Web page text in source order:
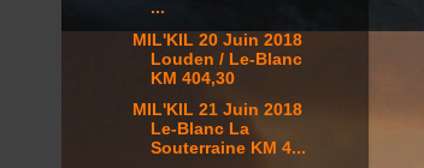
...
MIL'KIL 20 Juin 2018
Louden / Le-Blanc
KM 404,30
MIL'KIL 21 Juin 2018
Le-Blanc La
Souterraine KM 4...